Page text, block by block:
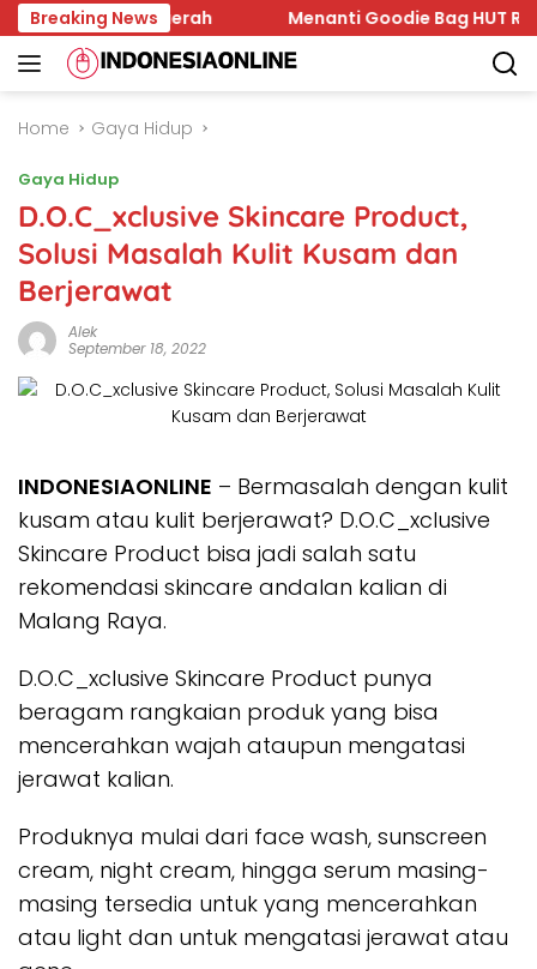
Skip
to
content
Breaking News
Daerah Menanti Goodie Bag HUT RI 2026,
Home Gaya Hidup
Gaya Hidup
D.O.C_xclusive Skincare Product,
Solusi Masalah Kulit Kusam dan
Berjerawat
Alek
September 18, 2022
INDONESIAONLINE – Bermasalah dengan kulit
kusam atau kulit berjerawat? D.O.C_xclusive
Skincare Product bisa jadi salah satu
rekomendasi skincare andalan kalian di
Malang Raya.
D.O.C_xclusive Skincare Product punya
beragam rangkaian produk yang bisa
mencerahkan wajah ataupun mengatasi
jerawat kalian.
Produknya mulai dari face wash, sunscreen
cream, night cream, hingga serum masing-
masing tersedia untuk yang mencerahkan
atau light dan untuk mengatasi jerawat atau